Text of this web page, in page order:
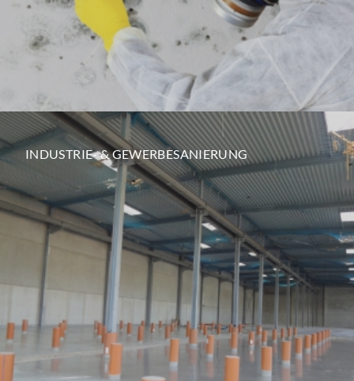
INDUSTRIE- & GEWERBESANIERUNG